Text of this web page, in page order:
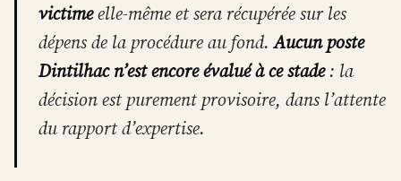
victimeelle-même et sera récupérée sur les
dépens de la procédure au fond.Aucun poste
Dintilhac n’est encore évalué à ce stade: la
décision est purement provisoire, dans l’attente
du rapport d’expertise.